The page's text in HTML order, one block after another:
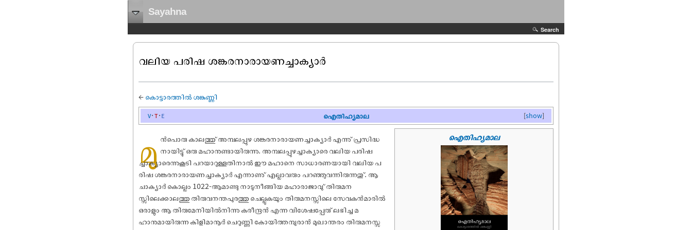
Sayahna
Search
വലിയ പരിഷ ശങ്കരനാരായണച്ചാക്യാർ
← കൊട്ടാരത്തിൽ ശങ്കുണ്ണി
[show]
v t e ഐതിഹ്യമാല
ഐതിഹ്യമാല
മു ൻപൊരു കാലത്തു് അമ്പലപ്പുഴ ശങ്കരനാരായണച്ചാക്യാർ എന്നു് പ്രസിദ്ധ
നായിട്ടു് ഒരു മഹാനുണ്ടായിരുന്നു. അമ്പലപ്പുഴച്ചാക്യാരെ വലിയ പരി‌ഷ
ച്ചാക്യാരെന്നുകൂടി പറയാറുള്ളതിനാൽ ഈ മഹാനെ സാധാരണയായി വലിയ പ
രി‌ഷ ശങ്കരനാരായണച്ചാക്യാർ എന്നാണു് എല്ലാവരും പറഞ്ഞുവന്നിരുന്നതു്. ആ
ചാക്യാർ കൊല്ലം 1022-ആമാണ്ടു നാടുനീങ്ങിയ മഹാരാജാവു് തിരുമന
സ്സിലെക്കാലത്തു തിരുവനന്തപുരത്തു ചെല്ലുകയും തിരുമനസ്സിലെ സേവകൻമാരിൽ
ഒരാളും ആ തിരുമേനിയിൽനിന്നു കരീന്ദ്രൻ എന്ന വിശേ‌ഷപ്പേരു് ലഭിച്ച മ
ഹാനുമായിരുന്ന കിളിമാനൂർ ചെറുണ്ണി കോയിത്തമ്പുരാൻ മുഖാന്തരം തിരുമനസ്സ